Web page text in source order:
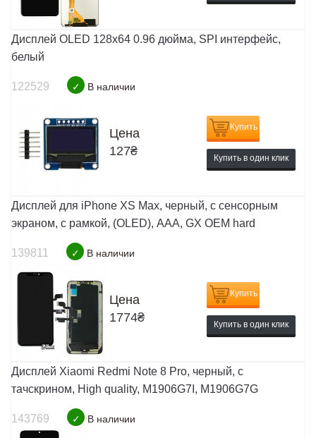
Дисплей OLED 128x64 0.96 дюйма, SPI интерфейс,
белый
122529 ✓ В наличии
Цена
127₴
Купить
Купить в один клик
Дисплей для iPhone XS Max, черный, с сенсорным
экраном, с рамкой, (OLED), AAA, GX OEM hard
139811 ✓ В наличии
Цена
1774₴
Купить
Купить в один клик
Дисплей Xiaomi Redmi Note 8 Pro, черный, с
тачскрином, High quality, M1906G7I, M1906G7G
143769 ✓ В наличии